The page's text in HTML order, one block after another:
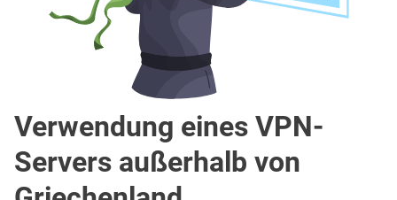
Verwendung eines VPN-
Servers außerhalb von